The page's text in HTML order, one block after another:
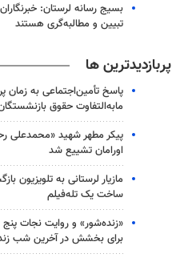
بسیج رسانه لرستان:
تبیین و مطالبه‌گری هستند
پربازدیدترین ها
پاسخ تأمین‌اجتماعی به زمان
مابه‌التفاوت حقوق
پیکر مطهر شهید «محمدعلی
اورامان تشییع شد
مازیار لرستانی به تلویزیون
ساخت یک تله‌فیلم
«زنده‌شور» و روایت نجات
برای بخشش در آخرین شب